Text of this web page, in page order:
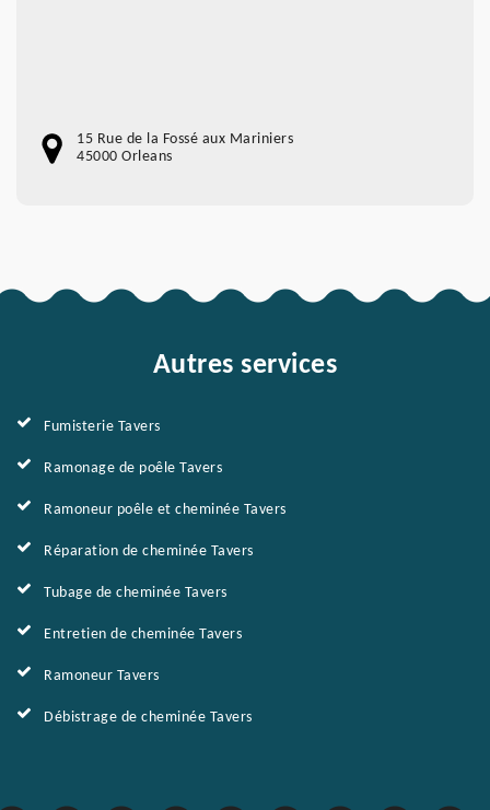
15 Rue de la Fossé aux Mariniers
45000 Orleans
Autres services
Fumisterie Tavers
Ramonage de poêle Tavers
Ramoneur poêle et cheminée Tavers
Réparation de cheminée Tavers
Tubage de cheminée Tavers
Entretien de cheminée Tavers
Ramoneur Tavers
Débistrage de cheminée Tavers